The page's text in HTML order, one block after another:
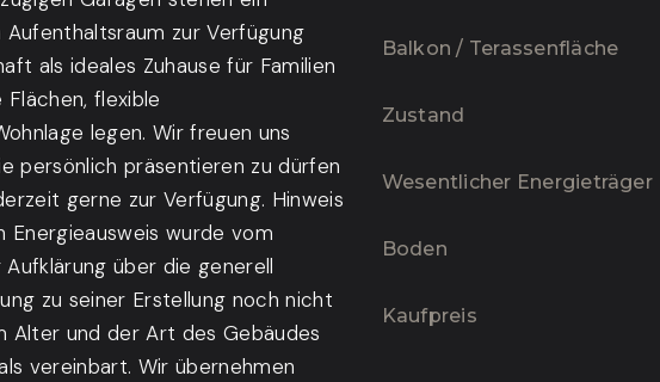
Aufenthaltsraum zur Verfügung
als ideales Zuhause für Familien
flexible
legen. Wir freuen uns
persönlich präsentieren zu dürfen
gerne zur Verfügung. Hinweis
Energieausweis wurde vom
über die generell
zu seiner Erstellung noch nicht
Alter und der Art des Gebäudes
vereinbart. Wir übernehmen
Balkon / Terassenfläche
Zustand
Wesentlicher Energieträger
Boden
Kaufpreis